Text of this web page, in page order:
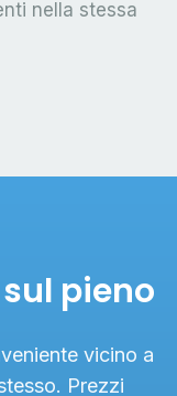
nella stessa
pieno
vicino a
Prezzi